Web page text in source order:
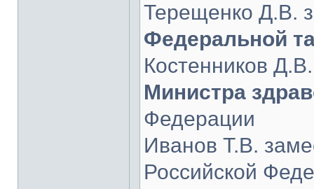
Терещенко Д.В.
Федеральной
Костенников
Министра
Федерации
Иванов Т.В.
Российской